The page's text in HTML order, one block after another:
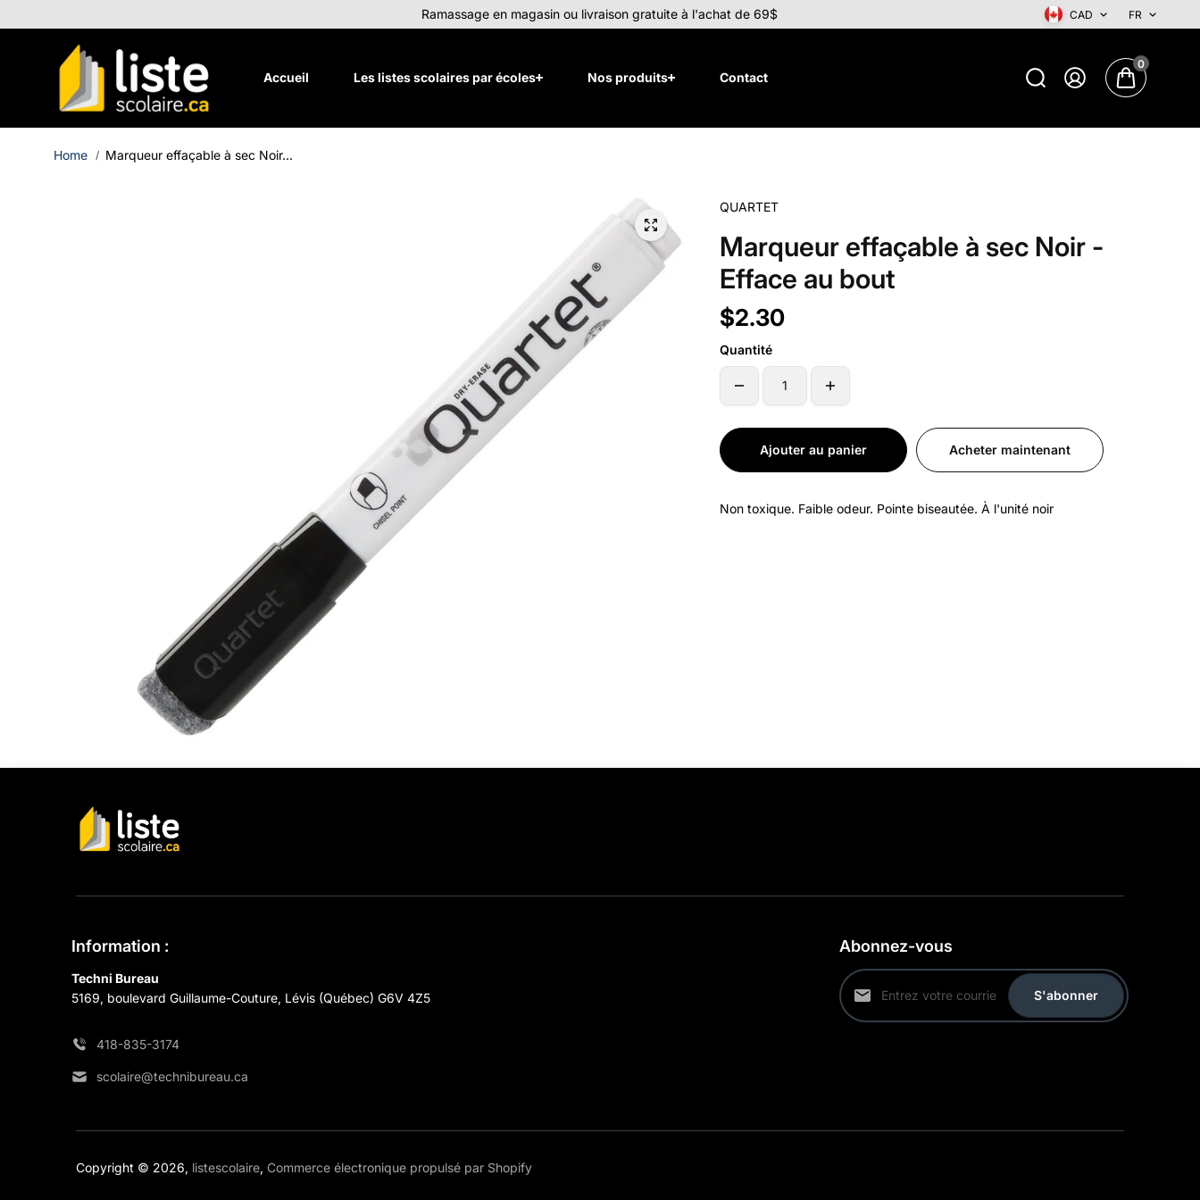
Ramassage en magasin ou livraison gratuite à l'achat de 69$ CAD FR
Accueil Les listes scolaires par écoles Nos produits Contact
0
Home Marqueur effaçable à sec Noir...
QUARTET
Marqueur effaçable à sec Noir -
Efface au bout
$2.30
Quantité
Ajouter au panier Acheter maintenant
Non toxique. Faible odeur. Pointe biseautée. À l'unité noir
Information :
Techni Bureau
5169, boulevard Guillaume-Couture, Lévis (Québec) G6V 4Z5
418-835-3174
scolaire@technibureau.ca
Abonnez-vous
S'abonner
Copyright © 2026, listescolaire, Commerce électronique propulsé par Shopify